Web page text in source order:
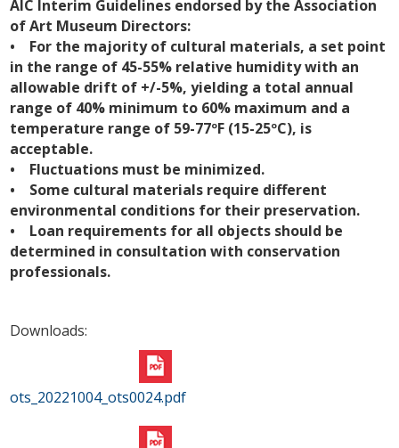
AIC Interim Guidelines endorsed by the Association
of Art Museum Directors:
• For the majority of cultural materials, a set point
in the range of 45-55% relative humidity with an
allowable drift of +/-5%, yielding a total annual
range of 40% minimum to 60% maximum and a
temperature range of 59-77ºF (15-25ºC), is
acceptable.
• Fluctuations must be minimized.
• Some cultural materials require different
environmental conditions for their preservation.
• Loan requirements for all objects should be
determined in consultation with conservation
professionals.
Downloads:
ots_20221004_ots0024.pdf